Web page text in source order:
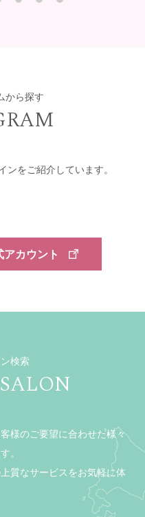
から探す
をご紹介しています。
カウント
検索
様のご要望に合わせた様々
。
質なサービスをお気軽に体